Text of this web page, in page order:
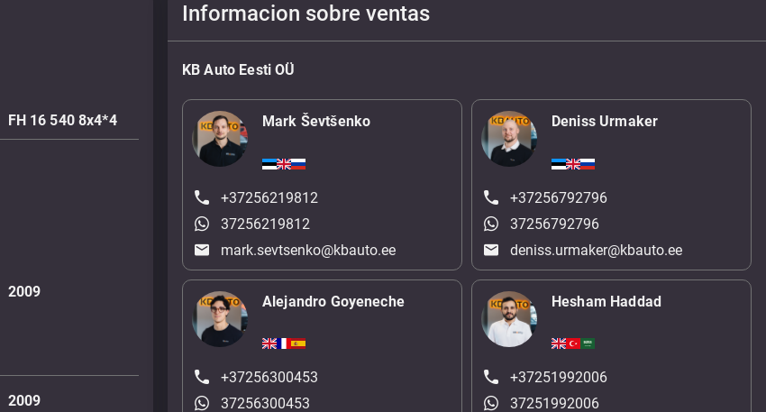
FH 16 540 8x4*4
2009
2009
Informacion sobre ventas
KB Auto Eesti OÜ
Mark Ševtšenko
+37256219812
37256219812
mark.sevtsenko@kbauto.ee
Deniss Urmaker
+37256792796
37256792796
deniss.urmaker@kbauto.ee
Alejandro Goyeneche
+37256300453
37256300453
Hesham Haddad
+37251992006
37251992006